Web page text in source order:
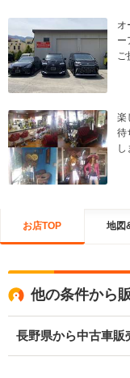
ー
ご
楽
待
し
お店TOP 地図
他の条件から
長野県から中古車販